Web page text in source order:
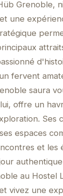
Grenoble,
une
fervent
saura
offre un
Ses
espaces
et les
au Hostel
vivez une